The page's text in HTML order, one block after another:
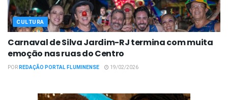
CULTURA
Carnaval de Silva Jardim-RJ termina com muita
emoção nas ruas do Centro
PORREDAÇÃO PORTAL FLUMINENSE 19/02/2026